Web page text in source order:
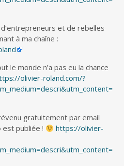
et de rebelles
à ma chaîne :
le monde n’a pas eu la chance
olivier-roland.com/?
gratuitement par email
est publiée !
https://olivier-